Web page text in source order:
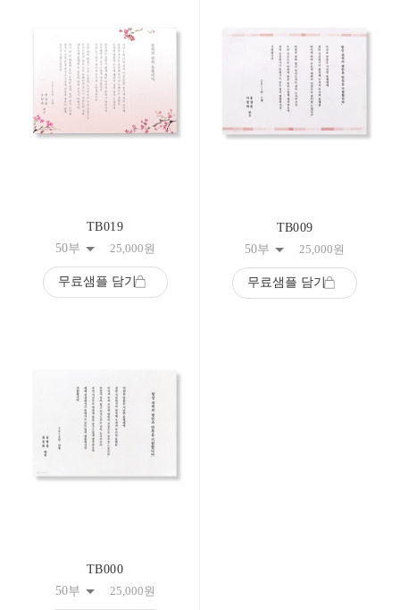
TB019
50부
25,000원
무료샘플 담기
TB009
50부
25,000원
무료샘플 담기
TB000
50부
25,000원